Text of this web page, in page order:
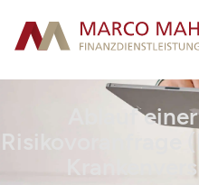
Ablauf
Risikovoranfrage